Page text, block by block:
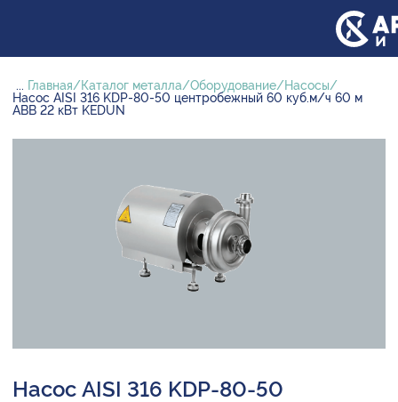
... Главная Каталог металла Оборудование
Насосы
Насос AISI 316 KDP-80-50 центробежный 60 куб.м/ч 60 м
ABB 22 кВт KEDUN
Насос AISI 316 KDP-80-50